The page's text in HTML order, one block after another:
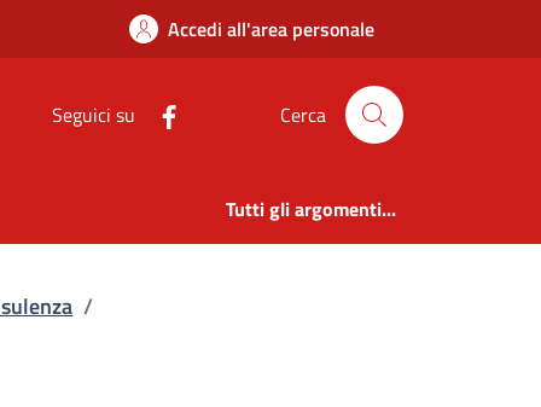
titolari di
Accedi all'area personale
Seguici su Cerca
Tutti gli argomenti...
/